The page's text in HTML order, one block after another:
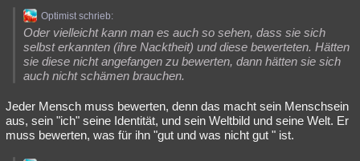
Optimist schrieb:
Oder vielleicht kann man es auch so sehen, dass sie sich
selbst erkannten (ihre Nacktheit) und diese bewerteten. Hätten
sie diese nicht angefangen zu bewerten, dann hätten sie sich
auch nicht schämen brauchen.
Jeder Mensch muss bewerten, denn das macht sein Menschsein
aus, sein "ich" seine Identität, und sein Weltbild und seine Welt. Er
muss bewerten, was für ihn "gut und was nicht gut " ist.